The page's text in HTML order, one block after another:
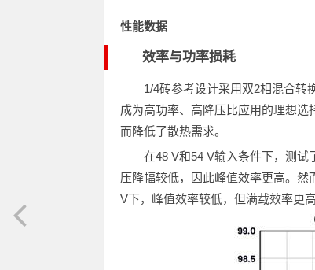
性能数据
效率与功率损耗
1/4砖参考设计采用双2相混合转
成为高功率、高降压比应用的理想
而降低了散热需求。
在48 V和54 V输入条件下，测
压降幅较低，因此峰值效率更高。
V下，峰值效率较低，但满载效率更高